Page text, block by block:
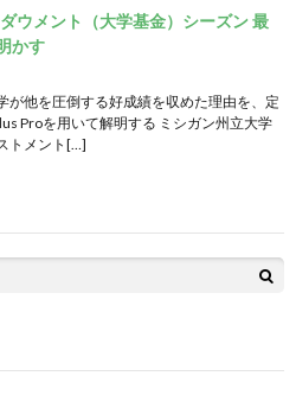
ウメント（大学基金）シーズン 最
かす
が他を圧倒する好成績を収めた理由を、定
Proを用いて解明する ミシガン州立大学
トメント[…]